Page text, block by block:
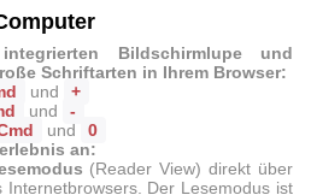
Bildschirmlupe und
Schriftarten in Ihrem Browser:
und
+
und
-
und
0
an:
(Reader View) direkt über
Internetbrowsers. Der Lesemodus ist